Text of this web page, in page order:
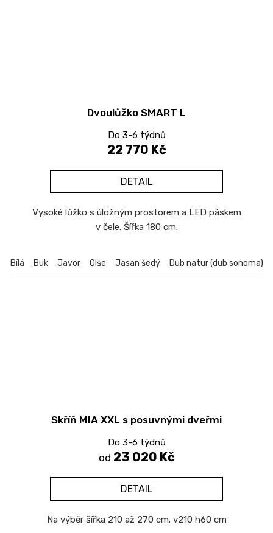
Dvoulůžko SMART L
Do 3-6 týdnů
22 770 Kč
DETAIL
Vysoké lůžko s úložným prostorem a LED páskem
v čele. Šířka 180 cm.
Bílá Buk Javor Olše Jasan šedý Dub natur (dub sonoma)
Skříň MIA XXL s posuvnými dveřmi
Do 3-6 týdnů
od 23 020 Kč
DETAIL
Na výběr šířka 210 až 270 cm. v210 h60 cm